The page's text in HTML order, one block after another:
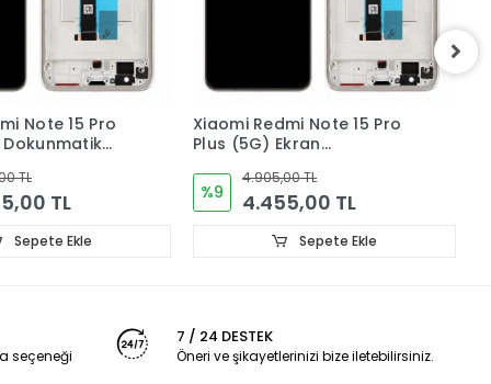
Note 15 Pro
TL
TL
Sepete Ekle
Xiaomi Redmi Note 15 Pro
plus (5G) Ekran
%11
4.005,00 TL
3.555,00 TL
Sepete Ekle
seçeneği
7 / 24 DESTEK
Öneri ve şikayetlerinizi bize iletebilirsiniz.